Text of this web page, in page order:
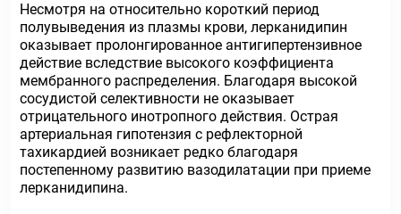
Несмотря на относительно короткий период
полувыведения из плазмы крови, лерканидипин
оказывает пролонгированное антигипертензивное
действие вследствие высокого коэффициента
мембранного распределения. Благодаря высокой
сосудистой селективности не оказывает
отрицательного инотропного действия. Острая
артериальная гипотензия с рефлекторной
тахикардией возникает редко благодаря
постепенному развитию вазодилатации при приеме
лерканидипина.